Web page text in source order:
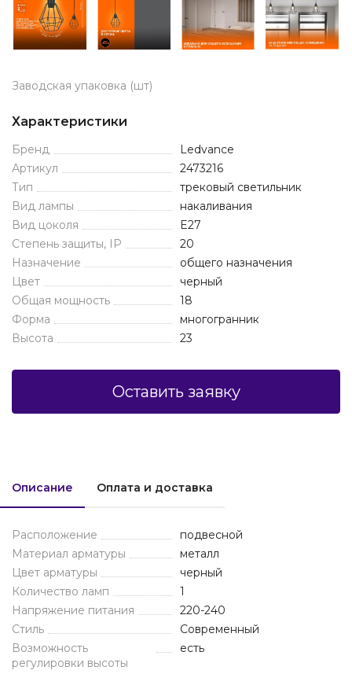
Заводская упаковка (шт)
Характеристики
Бренд
Ledvance
Артикул
2473216
Тип
трековый светильник
Вид лампы
накаливания
Вид цоколя
E27
Степень защиты, IP
20
Назначение
общего назначения
Цвет
черный
Общая мощность
18
Форма
многогранник
Высота
23
Оставить заявку
Описание Оплата и доставка
Расположение
подвесной
Материал арматуры
металл
Цвет арматуры
черный
Количество ламп
1
Напряжение питания
220-240
Стиль
Современный
Возможность
регулировки высоты
есть